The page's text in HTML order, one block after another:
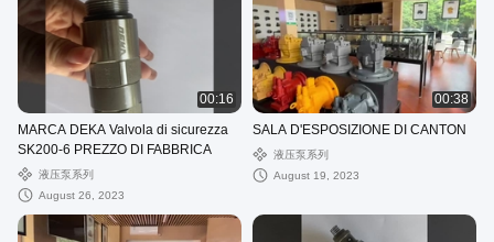
00:16
MARCA DEKA Valvola di sicurezza
SK200-6 PREZZO DI FABBRICA
液压泵系列
August 26, 2023
00:38
SALA D'ESPOSIZIONE DI CANTON
液压泵系列
August 19, 2023